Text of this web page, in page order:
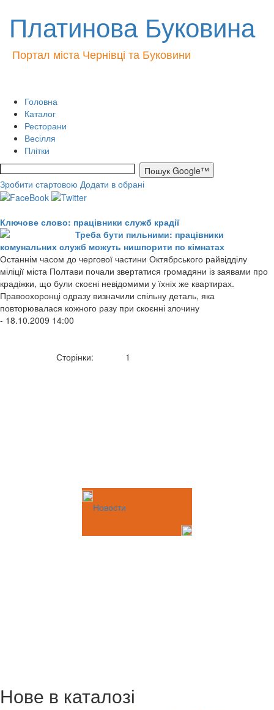
Платинова Буковина
Портал міста Чернівці та Буковини
Головна
Каталог
Ресторани
Весілля
Плітки
Зробити стартовою Додати в обрані
Ключове слово: працівники служб крадії
Треба бути пильними: працівники
комунальних служб можуть нишпорити по кімнатах
Останнім часом до чергової частини Октябрського райвідділу
міліції міста Полтави почали звертатися громадяни із заявами про
крадіжки, що були скоєні невідомими у їхніх же квартирах.
Правоохоронці одразу визначили спільну деталь, яка
повторювалася кожного разу при скоєнні злочину
- 18.10.2009 14:00
Сторінки: 1
Новости
Нове в каталозі